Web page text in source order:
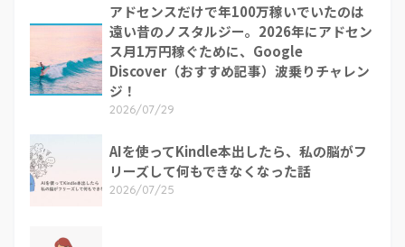
アドセンスだけで年100万稼いでいたのは
遠い昔のノスタルジー。2026年にアドセン
ス月1万円稼ぐために、Google
Discover（おすすめ記事）波乗りチャレン
ジ！
2026/07/29
AIを使ってKindle本出したら、私の脳がフ
リーズして何もできなくなった話
2026/07/25